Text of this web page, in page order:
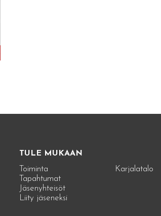
TULE MUKAAN
Toiminta
Tapahtumat
Jäsenyhteisöt
Liity jäseneksi
Karjalatalo